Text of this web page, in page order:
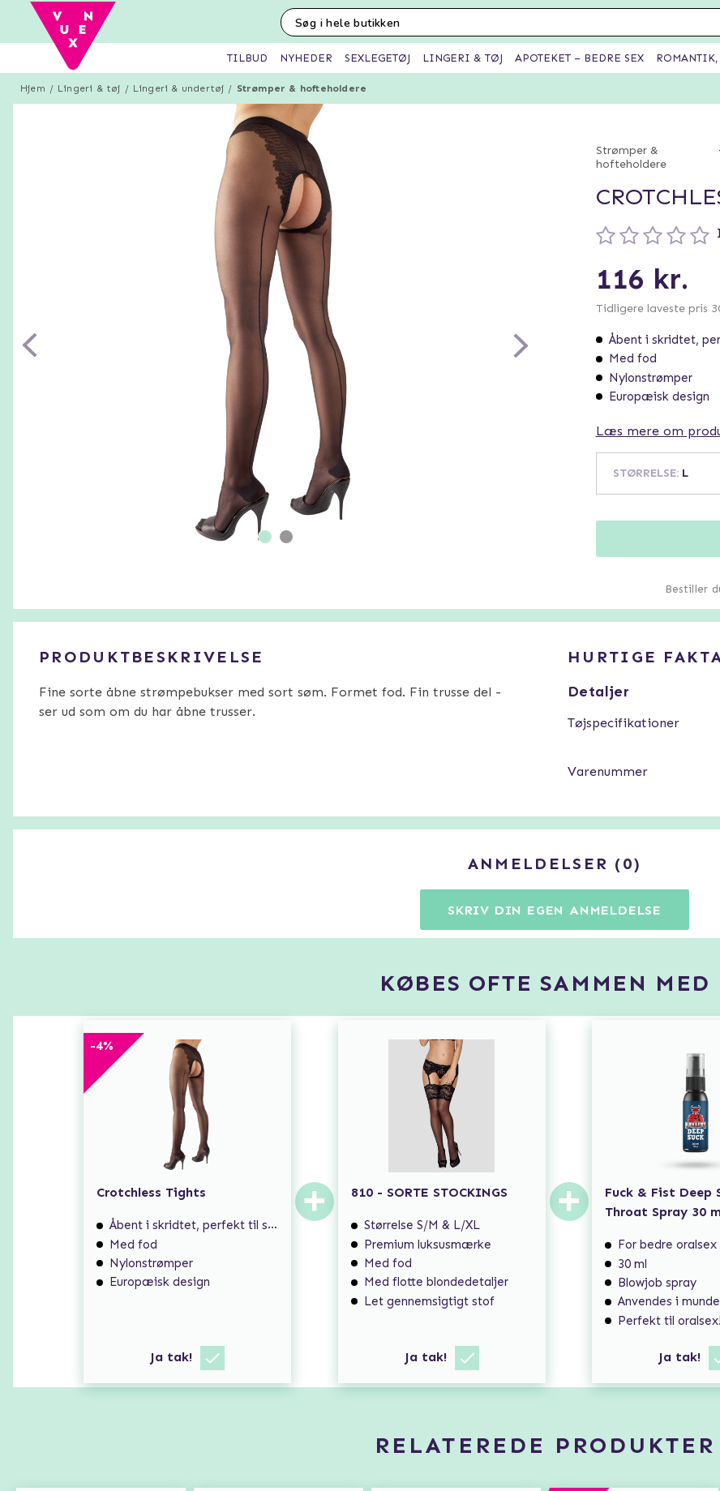
Hjem Lingeri & tøj Lingeri & undertøj Strømper & hofteholdere
Strømper &
hofteholdere
116 kr.
Tidligere laveste pris
Åbent i skridtet,
Med fod
Nylonstrømper
Europæisk design
Læs mere om
STØRRELSE: L
Bestiller
PRODUKTBESKRIVELSE
Fine sorte åbne strømpebukser med sort søm. Formet fod. Fin trusse del -
ser ud som om du har åbne trusser.
HURTIGE
Detaljer
Tøjspecifikationer
Varenummer
ANMELDELSER 0
SKRIV DIN EGEN ANMELDELSE
KØBES OFTE SAMMEN MED
-4%
Crotchless Tights
Åbent i skridtet, perfekt til spontan sex
Med fod
Nylonstrømper
Europæisk design
Ja tak!
+ 810 - SORTE STOCKINGS
Størrelse S/M & L/XL
Premium luksusmærke
Med fod
Med flotte blondedetaljer
Let gennemsigtigt stof
Ja tak!
+
Fuck & Fist Deep
Throat Spray 30
For bedre oralsex
30 ml
Blowjob spray
Anvendes i
Perfekt til oralsex!
Ja tak!
RELATEREDE PRODUKTER
TILBUD NYHEDER SEXLEGETØJ LINGERI & TØJ APOTEKET – BEDRE SEX